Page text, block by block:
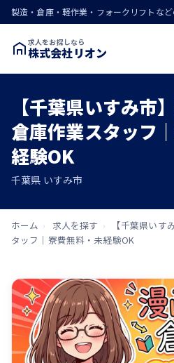
求人をお探しなら
株式会社リオン
【千葉県いすみ市
倉庫作業スタッフ
経験OK
千葉県 いすみ市
ホーム › 求人を探す ›
【千葉県いす
タッフ｜寮費無料・未経験OK